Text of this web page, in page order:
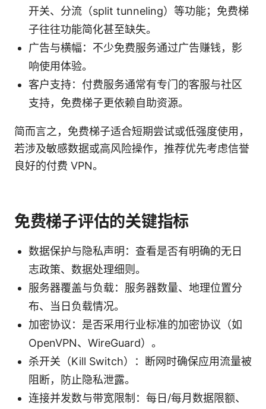
开关、分流（split tunneling）等功能；免费梯
子往往功能简化甚至缺失。
广告与横幅：不少免费服务通过广告赚钱，影
响使用体验。
客户支持：付费服务通常有专门的客服与社区
支持，免费梯子更依赖自助资源。
简而言之，免费梯子适合短期尝试或低强度使用，
若涉及敏感数据或高风险操作，推荐优先考虑信誉
良好的付费 VPN。
免费梯子评估的关键指标
数据保护与隐私声明：查看是否有明确的无日
志政策、数据处理细则。
服务器覆盖与负载：服务器数量、地理位置分
布、当日负载情况。
加密协议：是否采用行业标准的加密协议（如
OpenVPN、WireGuard）。
杀开关（Kill Switch）：断网时确保应用流量被
阻断，防止隐私泄露。
连接并发数与带宽限制：每日/每月数据限额、